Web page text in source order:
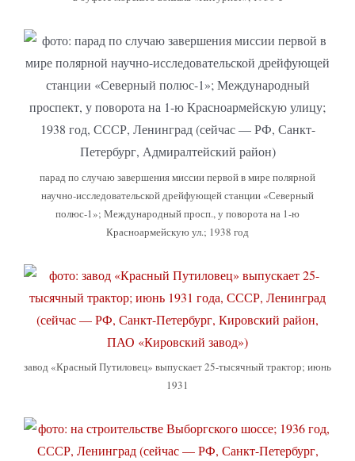
парад по случаю завершения миссии первой в мире полярной
научно-исследовательской дрейфующей станции «Северный
полюс-1»; Международный просп., у поворота на 1-ю
Красноармейскую ул.; 1938 год
завод «Красный Путиловец» выпускает 25-тысячный трактор; июнь
1931